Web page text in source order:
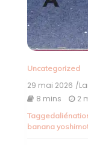
Uncategorized
29 mai 2026 /
8 mins 2
Tagged
banana